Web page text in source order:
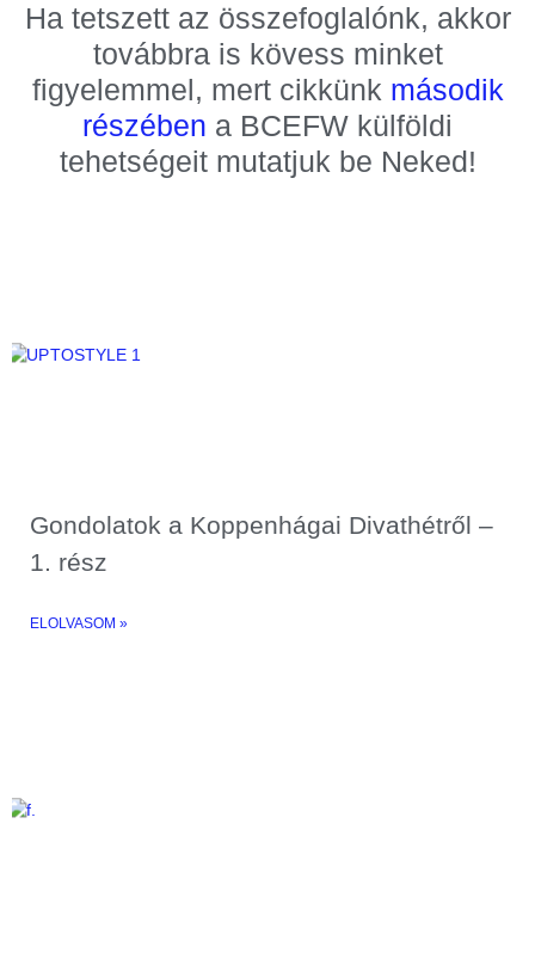
Ha tetszett az összefoglalónk, akkor
továbbra is kövess minket
figyelemmel, mert cikkünk második
részében a BCEFW külföldi
tehetségeit mutatjuk be Neked!
Gondolatok a Koppenhágai Divathétről –
1. rész
ELOLVASOM »